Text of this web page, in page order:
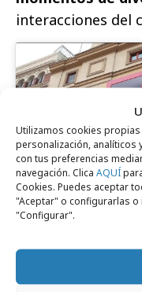
Utilizamos cookies
personalización, analíticos
con tus preferencias
navegación. Clica AQUÍ
Cookies. Puedes aceptar
"Aceptar" o configurarlas
"Configurar".
interacciones del
Haz clic para
y
Comparte